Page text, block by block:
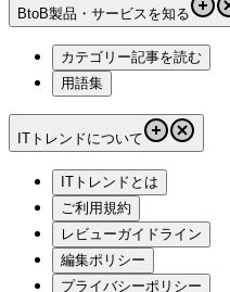
BtoB製品・サービスを知る
カテゴリー記事を読む
用語集
ITトレンドについて
ITトレンドとは
ご利用規約
レビューガイドライン
編集ポリシー
プライバシーポリシー